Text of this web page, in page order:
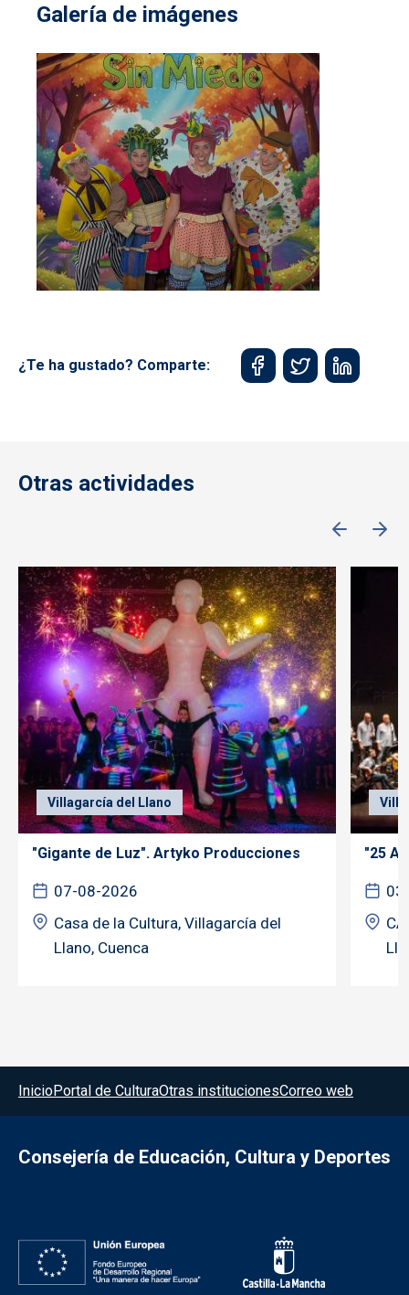
Galería de imágenes
¿Te ha gustado? Comparte:
Otras actividades
Villagarcía del Llano
"Gigante de Luz". Artyko Producciones
07-08-2026
Casa de la Cultura, Villagarcía del
Llano, Cuenca
"25
Menú del pie
InicioPortal de CulturaOtras institucionesCorreo web
Consejería de Educación, Cultura y Deportes